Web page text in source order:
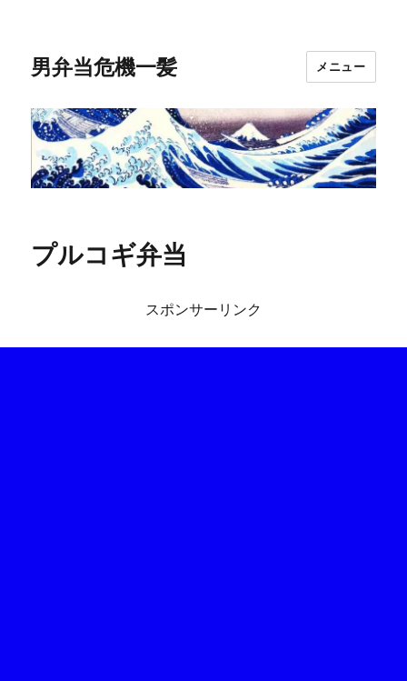
男弁当危機一髪 メニュー
プルコギ弁当
スポンサーリンク